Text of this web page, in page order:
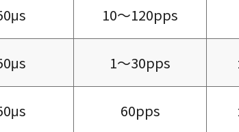
10～120pps
1～30pps
60pps